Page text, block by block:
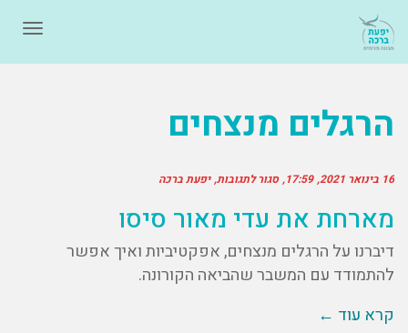
הרגלים מנצחים
16 בינואר 2021 17:59 סגור לתגובות יפעת ברכה
מארחת את עדי מאור סיסו
דיברנו על הרגלים מנצחים, אפקטיביות ואיך אפשר
להתמודד עם המשבר שהביאה הקורונה.
קרא עוד ←